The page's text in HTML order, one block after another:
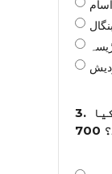
آسام
3.